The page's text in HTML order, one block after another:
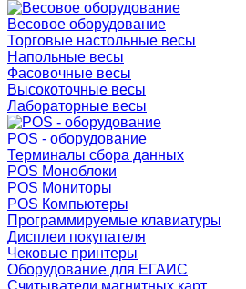
Весовое оборудование
Торговые настольные весы
Напольные весы
Фасовочные весы
Высокоточные весы
Лабораторные весы
POS - оборудование
Терминалы сбора данных
POS Моноблоки
POS Мониторы
POS Компьютеры
Программируемые клавиатуры
Дисплеи покупателя
Чековые принтеры
Оборудование для ЕГАИС
Считыватели магнитных карт